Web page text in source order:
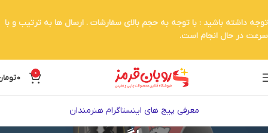
0
0
معرفی پیج های اینستاگرام هنرمندان
توجه داشته باشید : با توجه به حجم بالای سفارشات . ارسال ها به ترتیب و با
سرعت در حال انجام است.